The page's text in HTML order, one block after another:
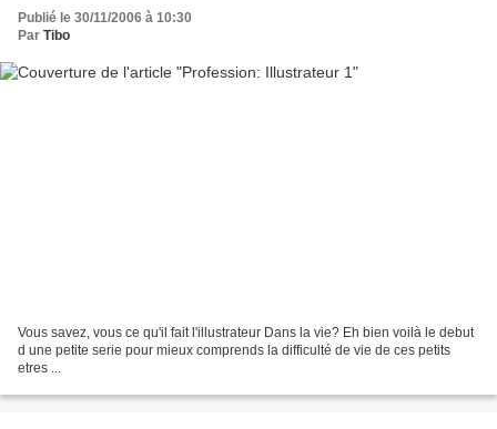
Publié le 30/11/2006 à 10:30
Par Tibo
Vous savez, vous ce qu'il fait l'illustrateur Dans la vie? Eh bien voilà le debut
d une petite serie pour mieux comprends la difficulté de vie de ces petits
etres ...